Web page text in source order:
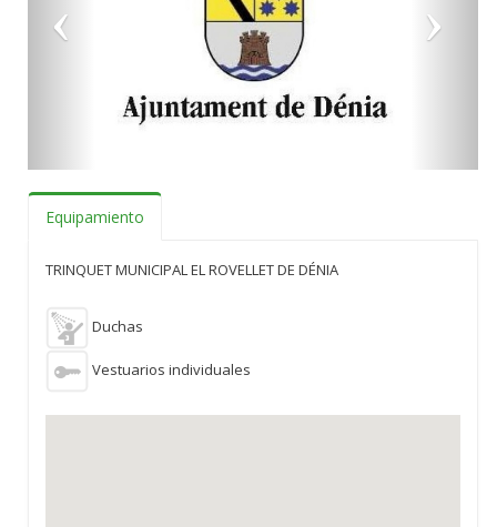
Equipamiento
TRINQUET MUNICIPAL EL ROVELLET DE DÉNIA
Duchas
Vestuarios individuales